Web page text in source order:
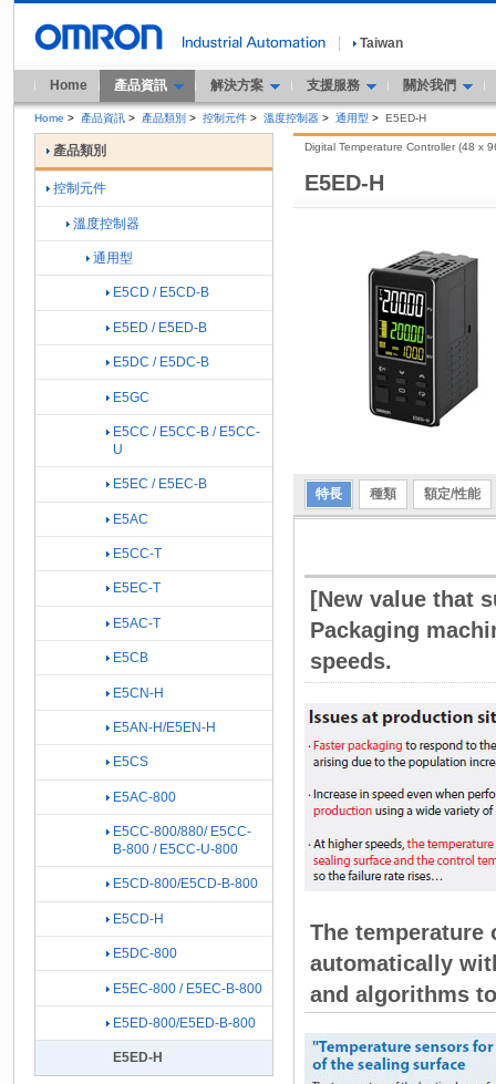
Taiwan
Home 產品資訊 解決方案 支援服務 關於我們
Home > 產品資訊 > 產品類別 > 控制元件 > 溫度控制器 > 通用型 > E5ED-H
E5ED-H
Digital Temperature Controller (48 x
特長 種類 額定/性能
[New value that
Packaging
speeds.
The
automatically
and algorithms
產品類別
控制元件
溫度控制器
通用型
E5CD / E5CD-B
E5ED / E5ED-B
E5DC / E5DC-B
E5GC
E5CC / E5CC-B / E5CC-
U
E5EC / E5EC-B
E5AC
E5CC-T
E5EC-T
E5AC-T
E5CB
E5CN-H
E5AN-H/E5EN-H
E5CS
E5AC-800
E5CC-800/880/ E5CC-
B-800 / E5CC-U-800
E5CD-800/E5CD-B-800
E5CD-H
E5DC-800
E5EC-800 / E5EC-B-800
E5ED-800/E5ED-B-800
E5ED-H